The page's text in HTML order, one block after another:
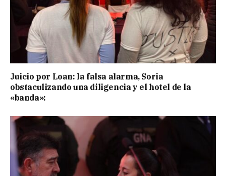
Juicio por Loan: la falsa alarma, Soria
obstaculizando una diligencia y el hotel de la
«banda»: